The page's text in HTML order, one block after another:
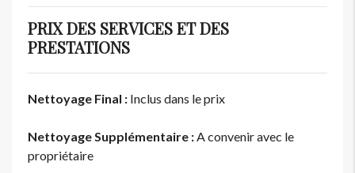
PRIX DES SERVICES ET DES
PRESTATIONS
Nettoyage Final : Inclus dans le prix
Nettoyage Supplémentaire :A convenir avec le
propriétaire